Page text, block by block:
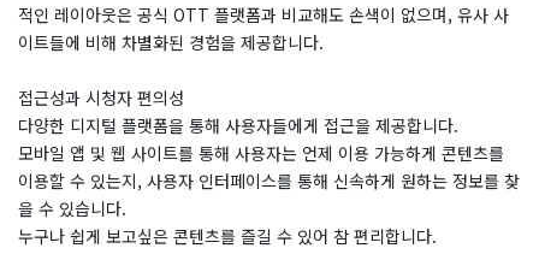
적인 레이아웃은 공식 OTT 플랫폼과 비교해도 손색이 없으며, 유사 사
이트들에 비해 차별화된 경험을 제공합니다.
접근성과 시청자 편의성
다양한 디지털 플랫폼을 통해 사용자들에게 접근을 제공합니다.
모바일 앱 및 웹 사이트를 통해 사용자는 언제 이용 가능하게 콘텐츠를
이용할 수 있는지, 사용자 인터페이스를 통해 신속하게 원하는 정보를 찾
을 수 있습니다.
누구나 쉽게 보고싶은 콘텐츠를 즐길 수 있어 참 편리합니다.